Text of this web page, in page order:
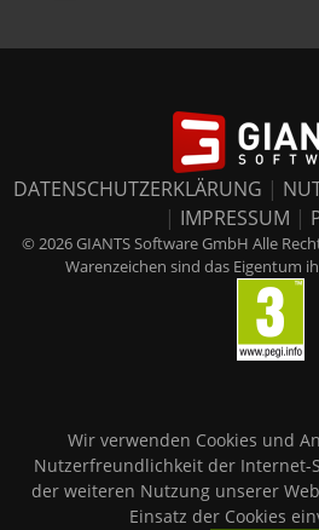
DATENSCHUTZERKLÄRUNG |
| IMPRESSUM |
© 2026 GIANTS Software GmbH Alle
Warenzeichen sind das Eigentum
Wir verwenden Cookies und
Nutzerfreundlichkeit der Internet-
der weiteren Nutzung unserer
Einsatz der Cookies